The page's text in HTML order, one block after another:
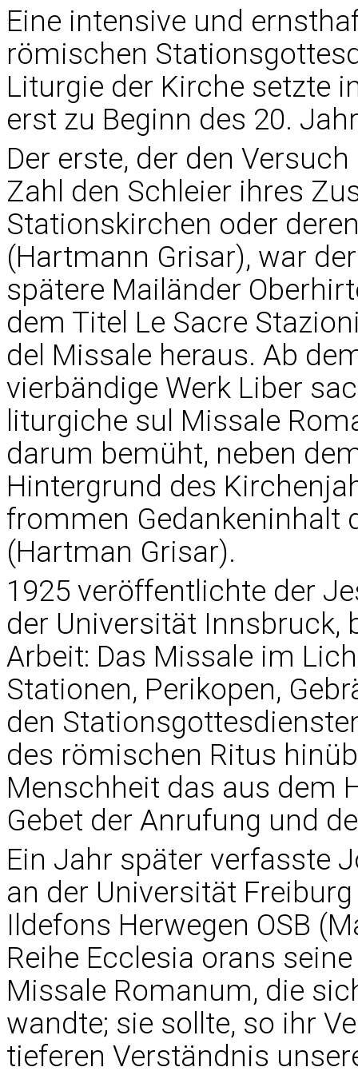
Eine intensive und
römischen
Liturgie der Kirche setzte
erst zu Beginn des 20.
Der erste, der den
Zahl den Schleier ihres
Stationskirchen oder
(Hartmann Grisar), war
spätere Mailänder
dem Titel Le Sacre
del Missale heraus. Ab
vierbändige Werk Liber
liturgiche sul Missale
darum bemüht, neben
Hintergrund des
frommen Gedankeninhalt
(Hartman Grisar).
1925 veröffentlichte der
der Universität Innsbruck,
Arbeit: Das Missale im
Stationen, Perikopen,
den
des römischen Ritus
Menschheit das aus dem
Gebet der Anrufung und
Ein Jahr später verfasste
an der Universität
Ildefons Herwegen OSB
Reihe Ecclesia orans
Missale Romanum, die
wandte; sie sollte, so ihr
tieferen Verständnis